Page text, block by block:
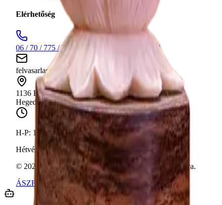
Elérhetőség
06 / 70 / 775 / 7804 Hívjon minket bizalommal
felvasarlas@vargaantik.hu Írjon nekünk üzenetet
1136 Budapest,
Hegedűs Gyula utca 4.
H-P: 10:00 - 18:00
Hétvége:Előre egyeztetett időpontban
© 2026
VargaAntik & Rugexpert. Minden jog fenntartva.
ÁSZF Adatkezelés